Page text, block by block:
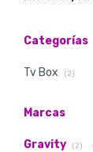
Categorías
Tv Box (2)
Marcas
Gravity (2)